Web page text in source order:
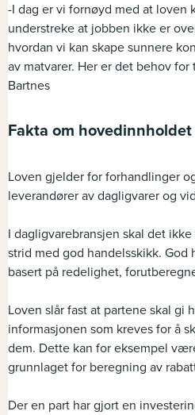
-I dag er vi fornøyd med at loven
understreke at jobben ikke er
hvordan vi kan skape sunnere
av matvarer. Her er det behov for
Bartnes
Fakta om hovedinnholdet
Loven gjelder for forhandlinger
leverandører av dagligvarer og
I dagligvarebransjen skal det
strid med god handelsskikk.
basert på redelighet,
Loven slår fast at partene skal gi
informasjonen som kreves for å
dem. Dette kan for eksempel
grunnlaget for beregning av
Der en part har gjort en